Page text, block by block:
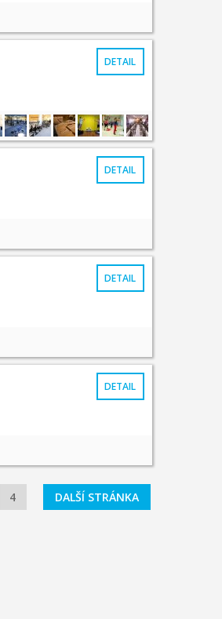
DETAIL
DETAIL
DETAIL
DETAIL
4 DALŠÍ STRÁNKA